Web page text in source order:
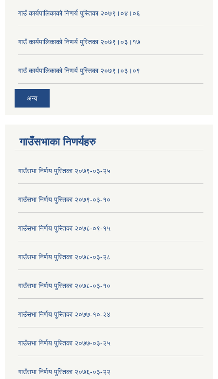
गाउँ कार्यपालिकाको निणर्य पुस्तिका २०७९।०४।०६
गाउँ कार्यपालिकाको निणर्य पुस्तिका २०७९।०३।१७
गाउँ कार्यपालिकाको निणर्य पुस्तिका २०७९।०३।०९
अन्य
गाउँसभाका निणर्यहरु
गाउँसभा निर्णय पुस्तिका २०७९-०३-२५
गाउँसभा निर्णय पुस्तिका २०७९-०३-१०
गाउँसभा निर्णय पुस्तिका २०७८-०९-१५
गाउँसभा निर्णय पुस्तिका २०७८-०३-२८
गाउँसभा निर्णय पुस्तिका २०७८-०३-१०
गाउँसभा निर्णय पुस्तिका २०७७-१०-२४
गाउँसभा निर्णय पुस्तिका २०७७-०३-२५
गाउँसभा निर्णय पुस्तिका २०७६-०३-२२